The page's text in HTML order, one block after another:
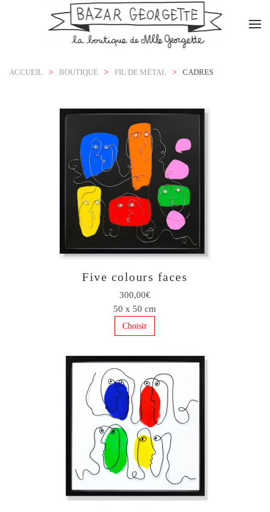
Accéder au contenu principal
ACCUEIL BOUTIQUE FIL DE MÉTAL CADRES
Five colours faces
300,00€
50 x 50 cm
Choisir